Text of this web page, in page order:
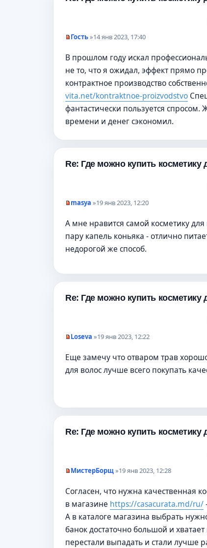
е
н
еп
о
ч
и
т
а
н
о
с
о
б
щ
Гость»14 янв 2023, 17:40
В прошлом году искал
не то, что я ожидал, эффект прямо
контрактное производство
vita.net/kontraktnoe-proizvodstvo
фантастически пользуется
времени и денег сэкономил.
Re: Где можно купить косметику
п
о
ч
и
н
н
е
щ
е
и
е
masya »19 янв 2023, 12:20
А мне нравится самой косметику
пару капель коньяка - отлично
недорогой же способ.
Re: Где можно купить косметику
п
о
н
н
е
щ
е
и
е
Loseva »19 янв 2023, 12:22
Еще замечу что отваром трав
для волос лучше всего покупать
Re: Где можно купить косметику
п
о
ч
и
т
а
н
МистерБорщ»19 янв 2023, 12:28
Согласен, что нужна качественная
в магазине https://casacurata.md/ru/
А в каталоге магазина выбрать
банок достаточно большой и
перестали выпадать и стали лучше